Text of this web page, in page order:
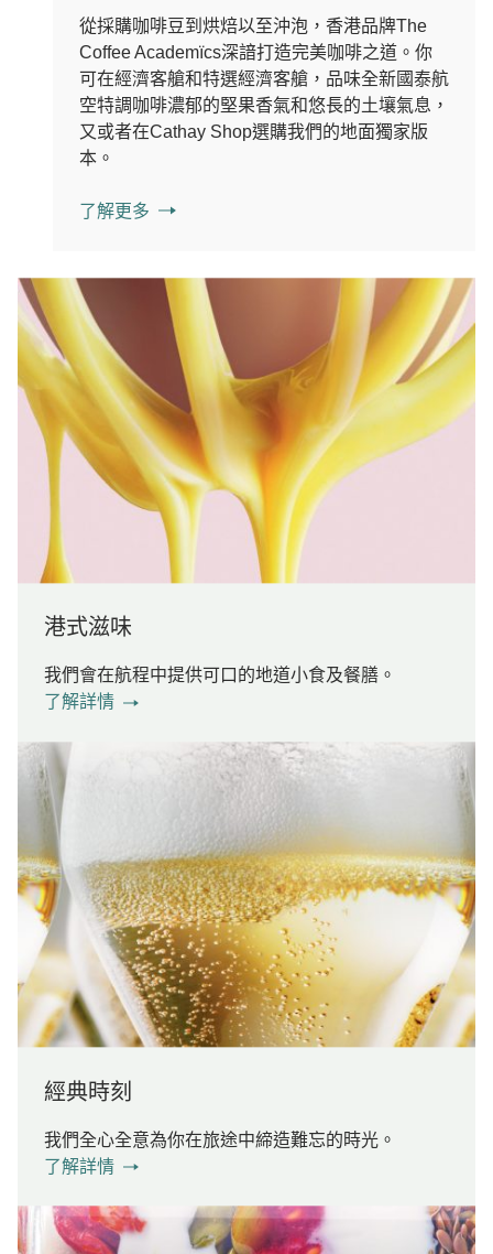
從採購咖啡豆到烘焙以至沖泡，香港品牌The
Coffee Academïcs深諳打造完美咖啡之道。你
可在經濟客艙和特選經濟客艙，品味全新國泰航
空特調咖啡濃郁的堅果香氣和悠長的土壤氣息，
又或者在Cathay Shop選購我們的地面獨家版
本。
了解更多
港式滋味
我們會在航程中提供可口的地道小食及餐膳。
了解詳情
經典時刻
我們全心全意為你在旅途中締造難忘的時光。
了解詳情